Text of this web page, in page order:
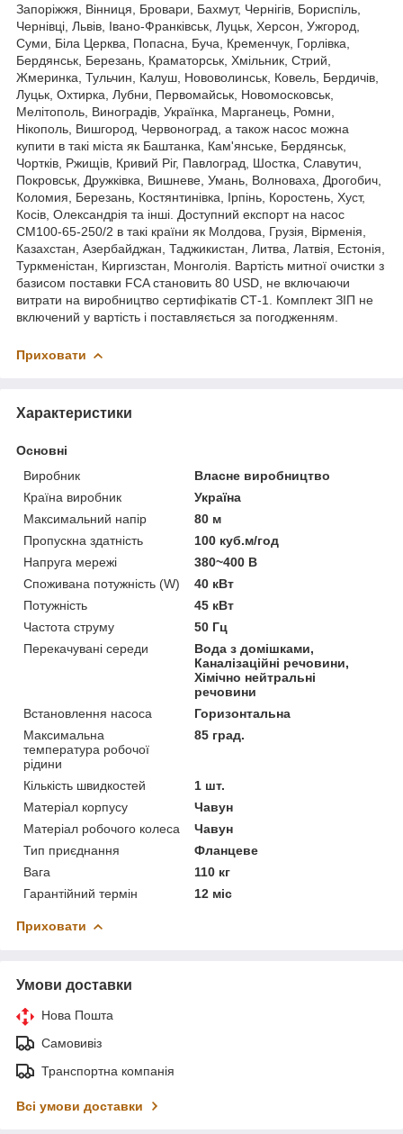
Запоріжжя, Вінниця, Бровари, Бахмут, Чернігів, Бориспіль,
Чернівці, Львів, Івано-Франківськ, Луцьк, Херсон, Ужгород,
Суми, Біла Церква, Попасна, Буча, Кременчук, Горлівка,
Бердянськ, Березань, Краматорськ, Хмільник, Стрий,
Жмеринка, Тульчин, Калуш, Нововолинськ, Ковель, Бердичів,
Луцьк, Охтирка, Лубни, Первомайськ, Новомосковськ,
Мелітополь, Виноградів, Українка, Марганець, Ромни,
Нікополь, Вишгород, Червоноград, а також насос можна
купити в такі міста як Баштанка, Кам'янське, Бердянськ,
Чортків, Ржищів, Кривий Ріг, Павлоград, Шостка, Славутич,
Покровськ, Дружківка, Вишневе, Умань, Волноваха, Дрогобич,
Коломия, Березань, Костянтинівка, Ірпінь, Коростень, Хуст,
Косів, Олександрія та інші. Доступний експорт на насос
СМ100-65-250/2 в такі країни як Молдова, Грузія, Вірменія,
Казахстан, Азербайджан, Таджикистан, Литва, Латвія, Естонія,
Туркменістан, Киргизстан, Монголія. Вартість митної очистки з
базисом поставки FCA становить 80 USD, не включаючи
витрати на виробництво сертифікатів СТ-1. Комплект ЗІП не
включений у вартість і поставляється за погодженням.
Приховати
Характеристики
Основні
Виробник
Власне виробництво
Країна виробник
Україна
Максимальний напір
80 м
Пропускна здатність
100 куб.м/год
Напруга мережі
380~400 В
Споживана потужність (W)
40 кВт
Потужність
45 кВт
Частота струму
50 Гц
Перекачувані середи
Вода з домішками,
Каналізаційні речовини,
Хімічно нейтральні
речовини
Встановлення насоса
Горизонтальна
Максимальна
температура робочої
рідини
85 град.
Кількість швидкостей
1 шт.
Матеріал корпусу
Чавун
Матеріал робочого колеса
Чавун
Тип приєднання
Фланцеве
Вага
110 кг
Гарантійний термін
12 міс
Приховати
Умови доставки
Нова Пошта
Самовивіз
Транспортна компанія
Всі умови доставки